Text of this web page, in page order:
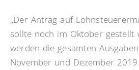
„Der Antrag auf
sollte noch im Oktober gestellt
werden die gesamten
November und Dezember